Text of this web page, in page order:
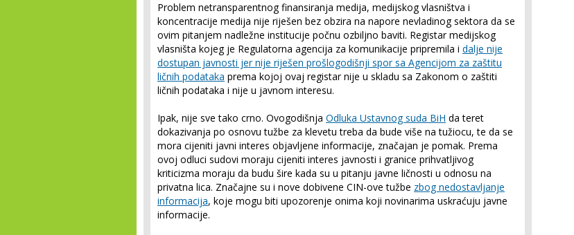
Problem netransparentnog finansiranja medija, medijskog vlasništva i
koncentracije medija nije riješen bez obzira na napore nevladinog sektora da se
ovim pitanjem nadležne institucije počnu ozbiljno baviti. Registar medijskog
vlasništa kojeg je Regulatorna agencija za komunikacije pripremila i dalje nije
dostupan javnosti jer nije riješen prošlogodišnji spor sa Agencijom za zaštitu
ličnih podataka prema kojoj ovaj registar nije u skladu sa Zakonom o zaštiti
ličnih podataka i nije u javnom interesu.
Ipak, nije sve tako crno. Ovogodišnja Odluka Ustavnog suda BiH da teret
dokazivanja po osnovu tužbe za klevetu treba da bude više na tužiocu, te da se
mora cijeniti javni interes objavljene informacije, značajan je pomak. Prema
ovoj odluci sudovi moraju cijeniti interes javnosti i granice prihvatljivog
kriticizma moraju da budu šire kada su u pitanju javne ličnosti u odnosu na
privatna lica. Značajne su i nove dobivene CIN-ove tužbe zbog nedostavljanje
informacija, koje mogu biti upozorenje onima koji novinarima uskraćuju javne
informacije.